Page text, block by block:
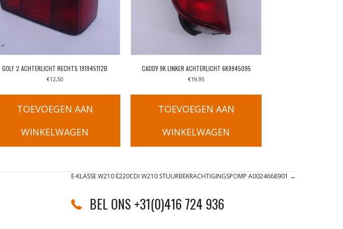
GOLF 2 ACHTERLICHT RECHTS 191945112B
€12,50
TOEVOEGEN AAN
WINKELWAGEN
CADDY 9K LINKER ACHTERLICHT 6K9945095
€19,95
TOEVOEGEN AAN
WINKELWAGEN
E-KLASSE W210 E220CDI W210 STUURBEKRACHTIGINGSPOMP A0024668901 →
BEL ONS +31(0)416 724 936